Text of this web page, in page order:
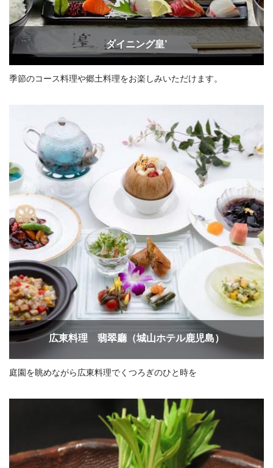
ダイニング皇’
季節のコース料理や郷土料理をお楽しみいただけます。
広東料理 翡翠廳（城山ホテル鹿児島）
庭園を眺めながら広東料理でくつろぎのひと時を